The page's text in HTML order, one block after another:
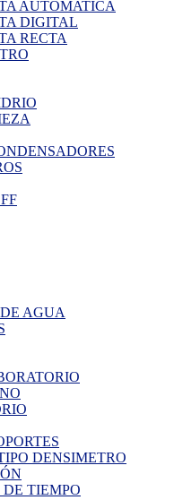
AUTOMATICA
DIGITAL
RECTA
AGUA
DENSIMETRO
TIEMPO